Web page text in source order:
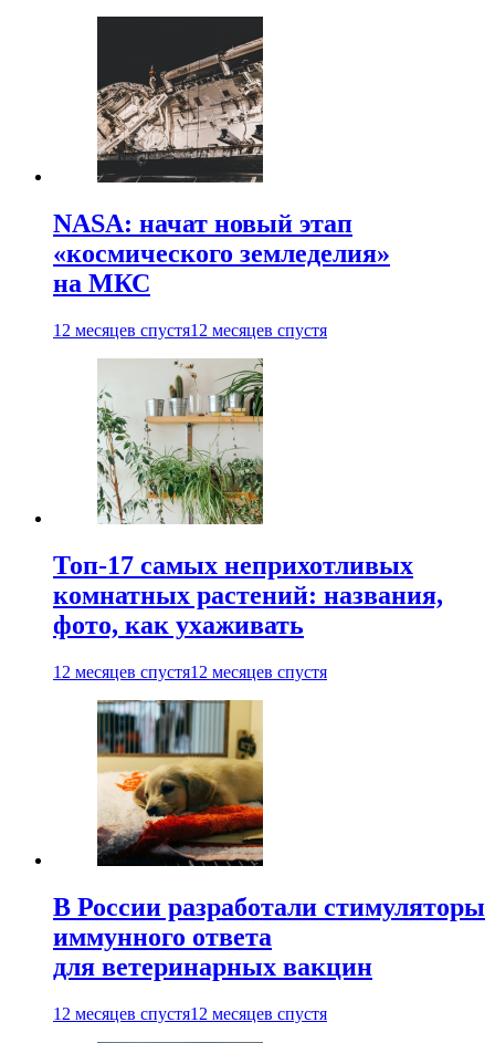
NASA: начат новый этап
«космического земледелия»
на МКС
12 месяцев спустя12 месяцев спустя
Топ-17 самых неприхотливых
комнатных растений: названия,
фото, как ухаживать
12 месяцев спустя12 месяцев спустя
В России разработали стимуляторы
иммунного ответа
для ветеринарных вакцин
12 месяцев спустя12 месяцев спустя